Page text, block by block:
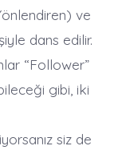
ve
dans edilir.
“Follower”
gibi, iki
siz de